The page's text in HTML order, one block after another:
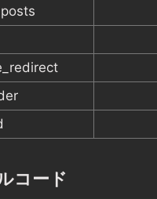
コード